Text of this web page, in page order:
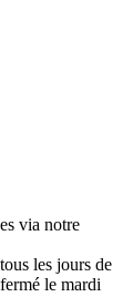
via notre
les jours de
le mardi